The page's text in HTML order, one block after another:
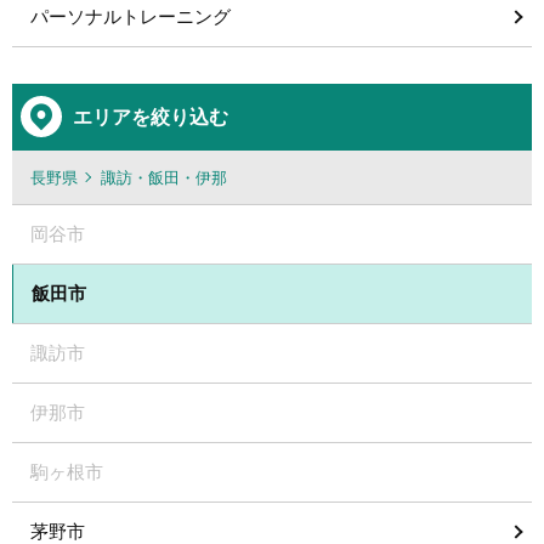
パーソナルトレーニング
エリアを絞り込む
長野県 諏訪・飯田・伊那
岡谷市
飯田市
諏訪市
伊那市
駒ヶ根市
茅野市